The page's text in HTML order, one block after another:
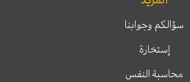
سؤالكم وجوابنا
إستخارة
محاسبة النفس